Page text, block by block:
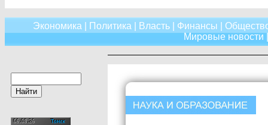
Экономика Политика Власть Финансы
Мировые новости